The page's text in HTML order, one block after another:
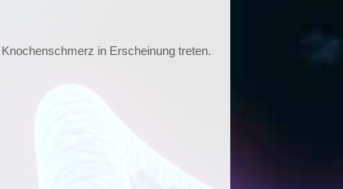
in Erscheinung treten.